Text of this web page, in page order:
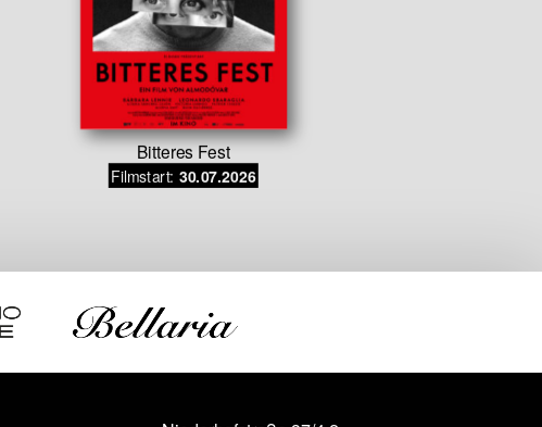
Bitteres Fest
Filmstart: 30.07.2026